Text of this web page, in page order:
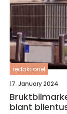
redaktionel
17. January 2024
blant